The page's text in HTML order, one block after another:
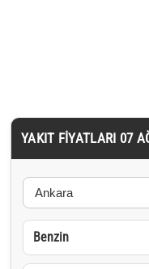
YAKIT FIYATLARI 07
Benzin